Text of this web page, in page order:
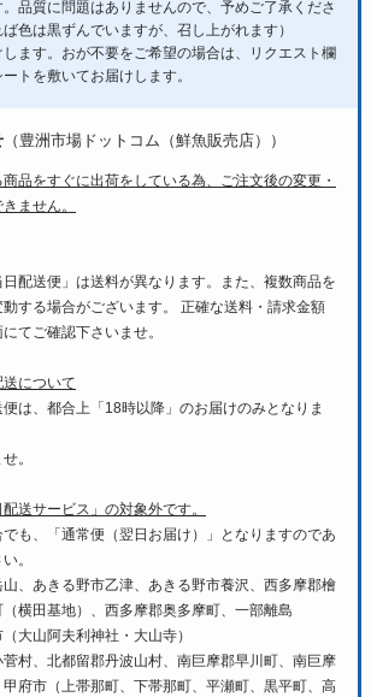
品質に問題はありませんので、予めご了承くださ
色は黒ずんでいますが、召し上がれます）
ます。おが不要をご希望の場合は、リクエスト欄
トを敷いてお届けします。
（豊洲市場ドットコム（鮮魚販売店））
品をすぐに出荷をしている為、ご注文後の変更・
ません。
日配送便」は送料が異なります。また、複数商品を
する場合がございます。 正確な送料・請求金額
てご確認下さいませ。
について
は、都合上「18時以降」のお届けのみとなりま
。
送サービス」の対象外です。
も、「通常便（翌日お届け）」となりますのであ
。
山、あきる野市乙津、あきる野市養沢、西多摩郡檜
横田基地）、西多摩郡奥多摩町、一部離島
大山阿夫利神社・大山寺）
菅村、北都留郡丹波山村、南巨摩郡早川町、南巨摩
府市（上帯那町、下帯那町、平瀬町、黒平町、高